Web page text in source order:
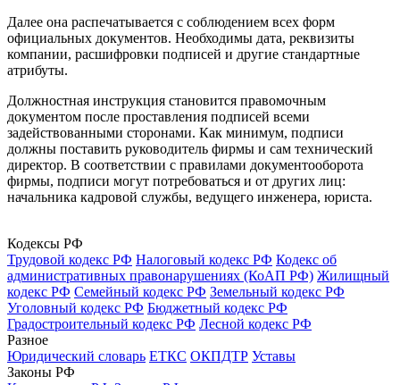
Далее она распечатывается с соблюдением всех форм
официальных документов. Необходимы дата, реквизиты
компании, расшифровки подписей и другие стандартные
атрибуты.
Должностная инструкция становится правомочным
документом после проставления подписей всеми
задействованными сторонами. Как минимум, подписи
должны поставить руководитель фирмы и сам технический
директор. В соответствии с правилами документооборота
фирмы, подписи могут потребоваться и от других лиц:
начальника кадровой службы, ведущего инженера, юриста.
Кодексы РФ
Трудовой кодекс РФ Налоговый кодекс РФ Кодекс об
административных правонарушениях (КоАП РФ) Жилищный
кодекс РФ Семейный кодекс РФ Земельный кодекс РФ
Уголовный кодекс РФ Бюджетный кодекс РФ
Градостроительный кодекс РФ Лесной кодекс РФ
Разное
Юридический словарь ЕТКС ОКПДТР Уставы
Законы РФ